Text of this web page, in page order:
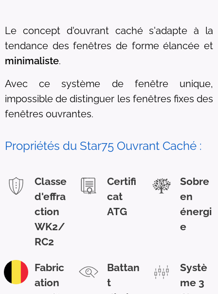
Le concept d'ouvrant caché s'adapte à la
tendance des fenêtres de forme élancée et
minimaliste.
Avec ce système de fenêtre unique,
impossible de distinguer les fenêtres fixes des
fenêtres ouvrantes.
Propriétés du Star75 Ouvrant Caché :
Classe
d'effra
ction
WK2/
RC2
Certifi
cat
ATG
Sobre
en
énergi
e
Fabric
ation
Battan
t
Systè
me 3